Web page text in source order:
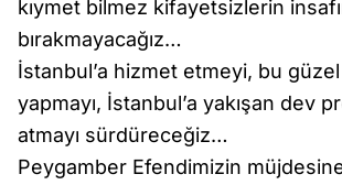
kıymet bilmez kifayetsizlerin
bırakmayacağız…
İstanbul’a hizmet etmeyi, bu güzel
yapmayı, İstanbul’a yakışan dev
atmayı sürdüreceğiz…
Peygamber Efendimizin